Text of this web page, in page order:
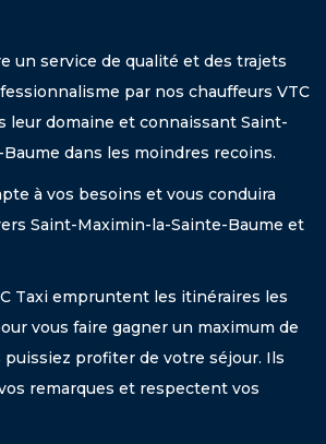
un service de qualité et des trajets
par nos chauffeurs VTC
leur domaine et connaissant Saint-
dans les moindres recoins.
à vos besoins et vous conduira
Saint-Maximin-la-Sainte-Baume et
Taxi empruntent les itinéraires les
vous faire gagner un maximum de
profiter de votre séjour. Ils
remarques et respectent vos